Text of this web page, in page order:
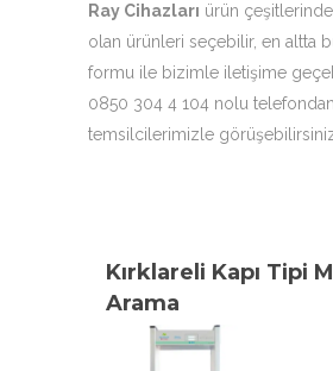
Ray Cihazları ürün
olan ürünleri seçebilir, en altta
formu ile bizimle iletişime
0850 304 4 104 nolu telefondan
temsilcilerimizle
Kırklareli Kapı Tipi
Arama